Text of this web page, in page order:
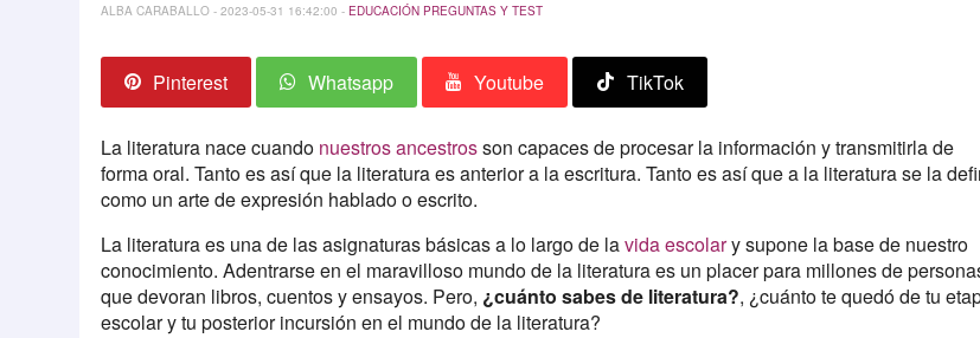
ALBA CARABALLO - 2023-05-31 16:42:00 -EDUCACIÓN PREGUNTAS Y TEST
Pinterest Whatsapp Youtube TikTok
La literatura nace cuando nuestros ancestrosson capaces de procesar la información y transmitirla de
forma oral. Tanto es así que la literatura es anterior a la escritura. Tanto es así que a la literatura se la
como un arte de expresión hablado o escrito.
La literatura es una de las asignaturas básicas a lo largo de lavida escolary supone la base de nuestro
conocimiento. Adentrarse en el maravilloso mundo de la literatura es un placer para millones de
que devoran libros, cuentos y ensayos. Pero, ¿cuánto sabes de literatura?, ¿cuánto te quedó de tu
escolar y tu posterior incursión en el mundo de la literatura?